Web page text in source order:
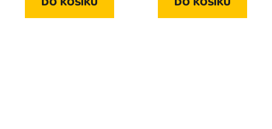
DO KOŠÍKU DO KOŠÍKU